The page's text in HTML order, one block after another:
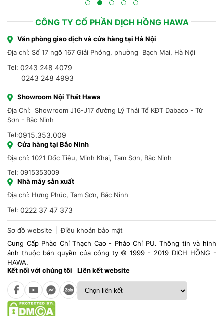
0243 248 4079
Địa Chỉ: Showroom J16-J17 đường Lý Thái Tổ KĐT Dabaco - Từ
Tel:0915.353.009
Tel: 0915353009
0222 37 47 373
Sơ đồ website
Điều khoản bảo mật
Cung Cấp Phào Chỉ Thạch Cao - Phào Chỉ PU. Thông tin và hình
ảnh thuộc bản quyền của công ty © 1999 - 2019 DỊCH HỒNG -
HAWA.